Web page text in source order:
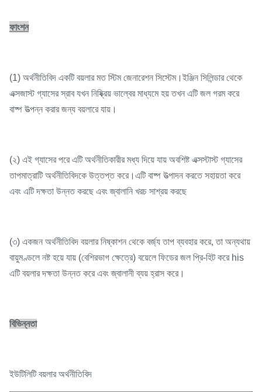
ফাংশন
(1) অর্থনীতিবিদ একটি বয়লার মত স্টিম জেনারেশন সিস্টেম।ইঞ্জিন সিলিন্ডার থেকে
এক্সজাস্ট গ্যাসের স্রাব যখন নিষ্ক্রিয় ভাল্বের মাধ্যমে হয় তখন এটি জল গরম করে
বাষ্প উত্পন্ন করার জন্য বয়লারে যায়।
(২) এই গ্যাসের পরে এটি অর্থনীতিকারীর মধ্য দিয়ে যায় অবশিষ্ট এক্সস্টাস্ট গ্যাসের
তাপমাত্রাটি অর্থনীতিবিদকে উত্তপ্ত করে।এটি বাষ্প উত্পাদন করতে সহায়তা করে
এবং এটি দক্ষতা উন্নত করছে এবং জ্বালানি খরচ সাশ্রয় করছে
(৩) একজন অর্থনীতিবিদ বয়লার নিষ্কাশন থেকে বর্জ্য তাপ ব্যবহার করে, তা অন্যথায়
বায়ুমণ্ডলে নষ্ট হয়ে যায় (বেশিরভাগ ক্ষেত্রে) বয়েলে ফিডের জল প্রি-হিট করে his
এটি বয়লার দক্ষতা উন্নত করে এবং জ্বালানী ব্যয় হ্রাস করে।
বিভিন্নতা
ইউটিলিটি বয়লার অর্থনীতিবিদ